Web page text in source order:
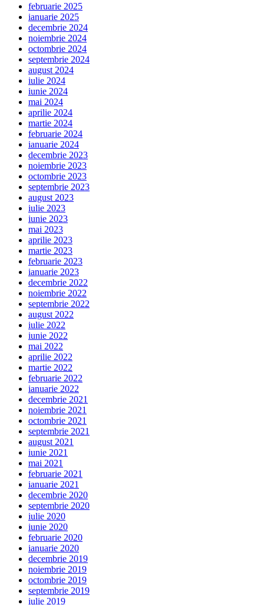
februarie 2025
ianuarie 2025
decembrie 2024
noiembrie 2024
octombrie 2024
septembrie 2024
august 2024
iulie 2024
iunie 2024
mai 2024
aprilie 2024
martie 2024
februarie 2024
ianuarie 2024
decembrie 2023
noiembrie 2023
octombrie 2023
septembrie 2023
august 2023
iulie 2023
iunie 2023
mai 2023
aprilie 2023
martie 2023
februarie 2023
ianuarie 2023
decembrie 2022
noiembrie 2022
septembrie 2022
august 2022
iulie 2022
iunie 2022
mai 2022
aprilie 2022
martie 2022
februarie 2022
ianuarie 2022
decembrie 2021
noiembrie 2021
octombrie 2021
septembrie 2021
august 2021
iunie 2021
mai 2021
februarie 2021
ianuarie 2021
decembrie 2020
septembrie 2020
iulie 2020
iunie 2020
februarie 2020
ianuarie 2020
decembrie 2019
noiembrie 2019
octombrie 2019
septembrie 2019
iulie 2019